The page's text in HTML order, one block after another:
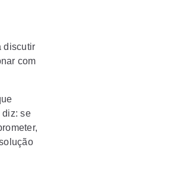
discutir
com
diz: se